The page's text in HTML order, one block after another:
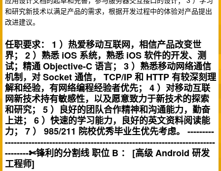
和研究新技术以满足产品的需求，根据开发过程中的体验对产品提出
改进建议。
任职要求： 1 ）热爱移动互联网，相信产品改变世
界； 2 ）熟悉 iOS 系统，熟悉 iOS 软件的开发、测
试；精通 Objective-C 语言； 3 ）熟悉移动网络通信
机制，对 Socket 通信， TCP/IP 和 HTTP 有较深刻理
解和经验，有网络编程经验者优先； 4 ）对移动互联
网新技术持有敏感性，以及愿意致力于新技术的探索
和研究； 5 ）良好的团队合作精神和沟通能力，勤奋
上进； 6 ）快速的学习能力，良好的英文资料阅读能
力； 7 ） 985/211 院校优秀毕业生优先考虑。 ---------
-----------------------------------------------------------------------
--------✄锋利的分割线 职位 B ： [高级 Android 研发
工程师]